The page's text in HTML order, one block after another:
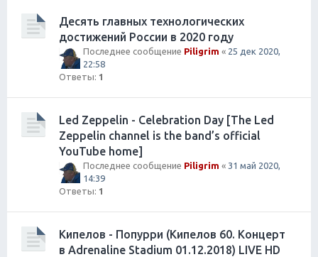
Десять главных технологических
достижений России в 2020 году
Последнее сообщение Piligrim « 25 дек 2020,
22:58
Ответы: 1
Led Zeppelin - Celebration Day [The Led
Zeppelin channel is the band’s official
YouTube home]
Последнее сообщение Piligrim « 31 май 2020,
14:39
Ответы: 1
Кипелов - Попурри (Кипелов 60. Концерт
в Adrenaline Stadium 01.12.2018) LIVE HD